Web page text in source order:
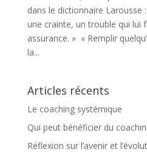
dans le dictionnaire Larousse
une crainte, un trouble qui lui
assurance. » « Remplir
la...
Articles récents
Le coaching systémique
Qui peut bénéficier du
Réflexion sur l’avenir et